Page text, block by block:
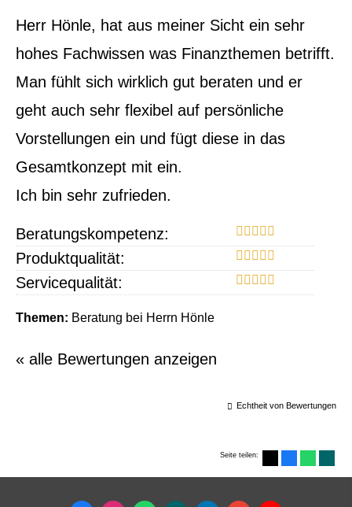
Herr Hönle, hat aus meiner Sicht ein sehr
hohes Fachwissen was Finanzthemen betrifft.
Man fühlt sich wirklich gut beraten und er
geht auch sehr flexibel auf persönliche
Vorstellungen ein und fügt diese in das
Gesamtkonzept mit ein.
Ich bin sehr zufrieden.
Beratungskompetenz:
Produktqualität:
Servicequalität:
Themen: Beratung bei Herrn Hönle
« alle Bewertungen anzeigen
Echtheit von Bewertungen
Seite teilen: